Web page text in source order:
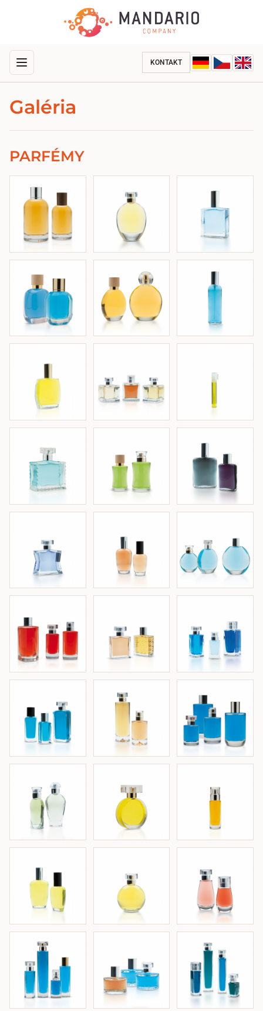
KONTAKT
Galéria
PARFÉMY